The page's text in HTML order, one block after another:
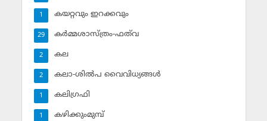
കയറ്റവും ഇറക്കവും
1
കര്‍മ്മശാസ്ത്രം-ഫത്‌വ
29
കല
2
കലാ-ശില്‍പ വൈവിധ്യങ്ങള്‍
2
കലിഗ്രഫി
1
കഴിക്കുംമുമ്പ്
1